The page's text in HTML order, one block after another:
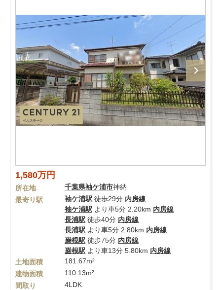
1,580万円
所在地 千葉県袖ケ浦市神納
最寄り駅
袖ケ浦駅 徒歩29分 内房線
袖ケ浦駅 より車5分 2.20km 内房線
長浦駅 徒歩40分 内房線
長浦駅 より車5分 2.80km 内房線
巌根駅 徒歩75分 内房線
巌根駅 より車13分 5.80km 内房線
土地面積
181.67m²
建物面積
110.13m²
間取り
4LDK